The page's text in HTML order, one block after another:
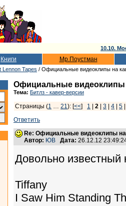
10.10.
Книги Мр.Поустман
Tapes / Официальные видеоклипы на
Официальные видеоклипы
Тема: Битлз - кавер-версии
Страницы (1 … 21): [<<] 1 2 3 4 5
Ответить
Re: Официальные видеоклипы
Автор: ЮВ Дата: 26.12.12
Довольно известный
Tiffany
I Saw Him Standing